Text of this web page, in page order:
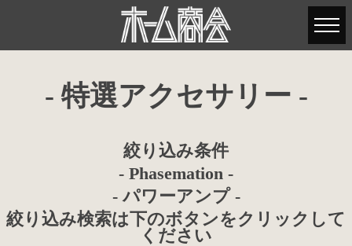
- 特選アクセサリー -
絞り込み条件
- Phasemation -
- パワーアンプ -
絞り込み検索は下のボタンをクリックして
ください